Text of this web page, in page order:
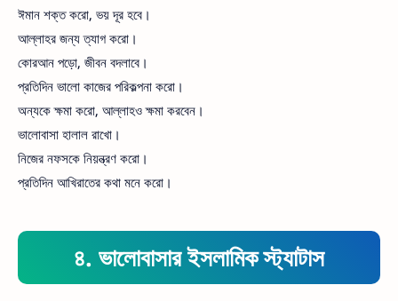
ঈমান শক্ত করো, ভয় দূর হবে।
আল্লাহর জন্য ত্যাগ করো।
কোরআন পড়ো, জীবন বদলাবে।
প্রতিদিন ভালো কাজের পরিকল্পনা করো।
অন্যকে ক্ষমা করো, আল্লাহও ক্ষমা করবেন।
ভালোবাসা হালাল রাখো।
নিজের নফসকে নিয়ন্ত্রণ করো।
প্রতিদিন আখিরাতের কথা মনে করো।
৪. ভালোবাসার ইসলামিক স্ট্যাটাস